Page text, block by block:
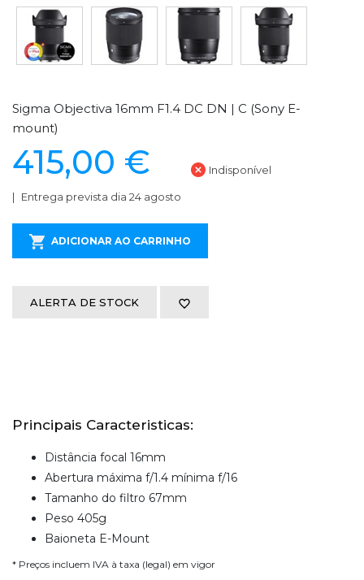
Sigma Objectiva 16mm F1.4 DC DN | C (Sony E-
mount)
415,00 € Indisponível
Entrega prevista dia 24 agosto
ADICIONAR AO CARRINHO
ALERTA DE STOCK
Principais Caracteristicas:
Distância focal 16mm
Abertura máxima f/1.4 mínima f/16
Tamanho do filtro 67mm
Peso 405g
Baioneta E-Mount
* Preços incluem IVA à taxa (legal) em vigor